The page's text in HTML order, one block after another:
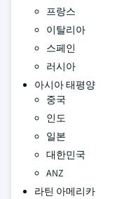
프랑스
이탈리아
스페인
러시아
아시아 태평양
중국
인도
일본
대한민국
ANZ
라틴 아메리카